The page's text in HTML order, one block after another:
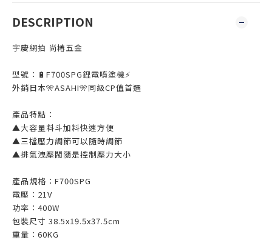
DESCRIPTION
宇慶網拍 尚椿五金
型號：🔋F700SPG鋰電噴塗機⚡
外銷日本🎌ASAHI🎌同級CP值首選
產品特點：
▲大容量料斗加料快速方便
▲三檔壓力調節可以隨時調節
▲排氣洩壓閥隨是控制壓力大小
產品規格：F700SPG
電壓：21V
功率：400W
包裝尺寸 38.5x19.5x37.5cm
重量：60KG